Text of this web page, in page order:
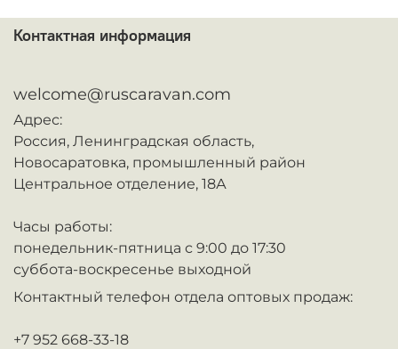
Контактная информация
welcome@ruscaravan.com
Адрес:
Россия, Ленинградская область,
Новосаратовка, промышленный район
Центральное отделение, 18А
Часы работы:
понедельник-пятница с 9:00 до 17:30
суббота-воскресенье выходной
Контактный телефон отдела оптовых продаж:
+7 952 668-33-18